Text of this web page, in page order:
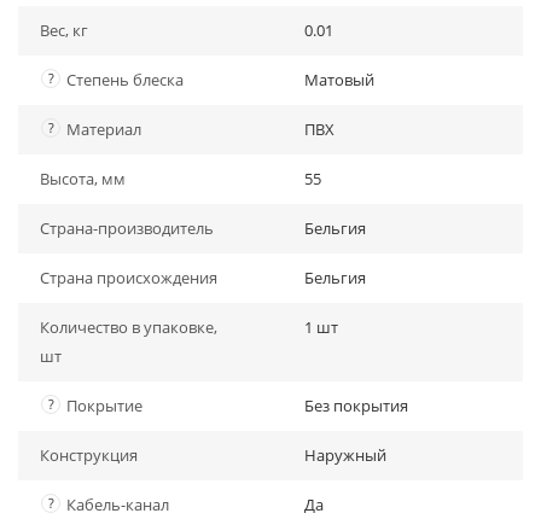
Вес, кг 0.01
? Степень блеска Матовый
? Материал ПВХ
Высота, мм 55
Страна-производитель Бельгия
Страна происхождения Бельгия
Количество в упаковке,
шт
1 шт
? Покрытие Без покрытия
Конструкция Наружный
? Кабель-канал Да